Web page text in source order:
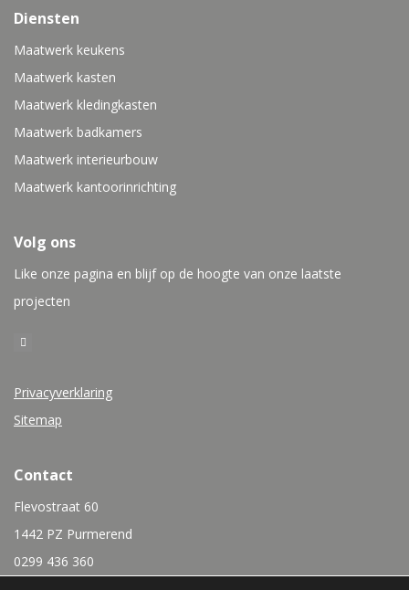
Diensten
Maatwerk keukens
Maatwerk kasten
Maatwerk kledingkasten
Maatwerk badkamers
Maatwerk interieurbouw
Maatwerk kantoorinrichting
Volg ons
Like onze pagina en blijf op de hoogte van onze laatste
projecten
Privacyverklaring
Sitemap
Contact
Flevostraat 60
1442 PZ Purmerend
0299 436 360